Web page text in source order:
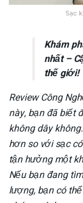
Sạc
Khám
nhất –
thế giới!
Review Công
này, bạn đã biết
không dây
hơn so với sạc
tận hưởng một
Nếu bạn đang
lượng, bạn có